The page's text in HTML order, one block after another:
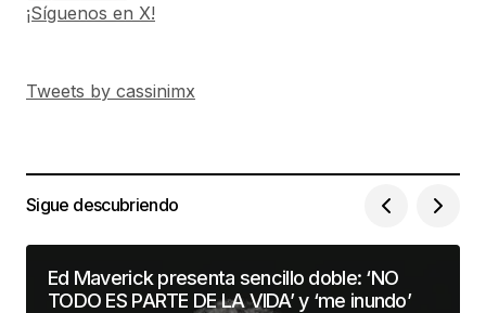
¡Síguenos en X!
Tweets by cassinimx
Sigue descubriendo
Ed Maverick presenta sencillo doble: ‘NO
TODO ES PARTE DE LA VIDA’ y ‘me inundo’